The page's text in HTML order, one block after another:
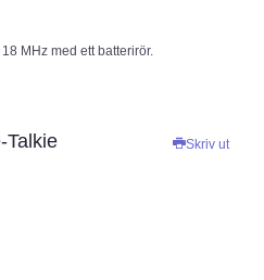
MHz med ett batterirör.
Skriv ut
Talkie